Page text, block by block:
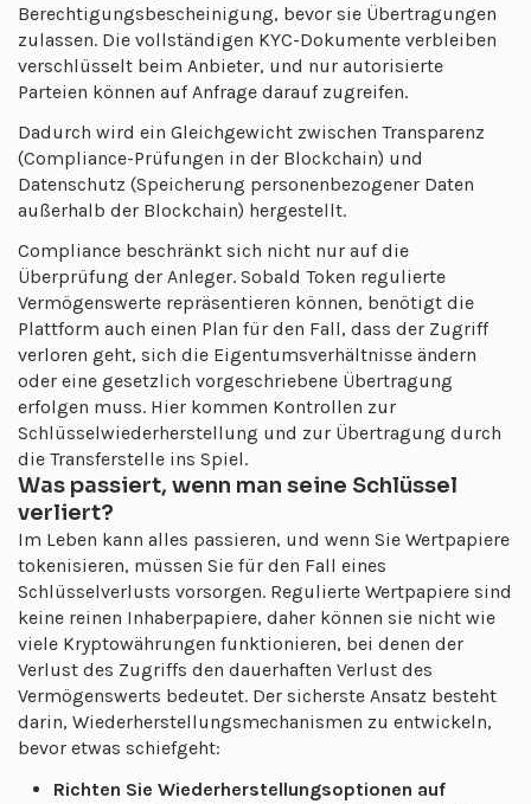
Berechtigungsbescheinigung, bevor sie Übertragungen
zulassen. Die vollständigen KYC-Dokumente verbleiben
verschlüsselt beim Anbieter, und nur autorisierte
Parteien können auf Anfrage darauf zugreifen.
Dadurch wird ein Gleichgewicht zwischen Transparenz
(Compliance-Prüfungen in der Blockchain) und
Datenschutz (Speicherung personenbezogener Daten
außerhalb der Blockchain) hergestellt.
Compliance beschränkt sich nicht nur auf die
Überprüfung der Anleger. Sobald Token regulierte
Vermögenswerte repräsentieren können, benötigt die
Plattform auch einen Plan für den Fall, dass der Zugriff
verloren geht, sich die Eigentumsverhältnisse ändern
oder eine gesetzlich vorgeschriebene Übertragung
erfolgen muss. Hier kommen Kontrollen zur
Schlüsselwiederherstellung und zur Übertragung durch
die Transferstelle ins Spiel.
Was passiert, wenn man seine Schlüssel
verliert?
Im Leben kann alles passieren, und wenn Sie Wertpapiere
tokenisieren, müssen Sie für den Fall eines
Schlüsselverlusts vorsorgen. Regulierte Wertpapiere sind
keine reinen Inhaberpapiere, daher können sie nicht wie
viele Kryptowährungen funktionieren, bei denen der
Verlust des Zugriffs den dauerhaften Verlust des
Vermögenswerts bedeutet. Der sicherste Ansatz besteht
darin, Wiederherstellungsmechanismen zu entwickeln,
bevor etwas schiefgeht:
Richten Sie Wiederherstellungsoptionen auf